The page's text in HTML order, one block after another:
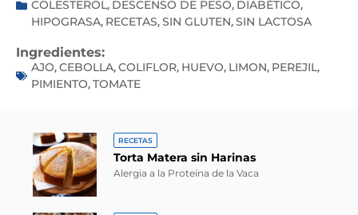
COLESTEROL, DESCENSO DE PESO, DIABÉTICO,
HIPOGRASA, RECETAS,SIN GLUTEN,SIN LACTOSA
Ingredientes:
AJO,CEBOLLA,COLIFLOR, HUEVO, LIMON, PEREJIL,
PIMIENTO,TOMATE
RECETAS
Torta Matera sin Harinas
Alergia a la Proteína de la Vaca